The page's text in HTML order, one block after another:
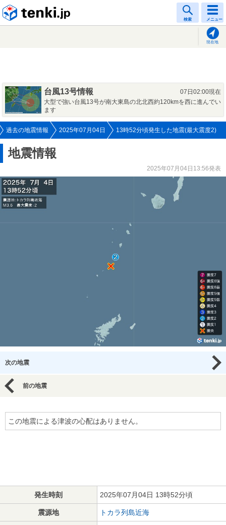
検索 メニュー
現在地
台風13号情報
07日02:00現在
大型で強い台風13号が南大東島の北北西約120kmを西に進んでい
ます
過去の地震情報 2025年07月04日 13時52分頃発生した地震(最大震度2)
地震情報
2025年07月04日13:56発表
次の地震
前の地震
この地震による津波の心配はありません。
発生時刻 2025年07月04日 13時52分頃
震源地 トカラ列島近海